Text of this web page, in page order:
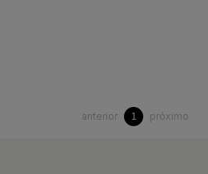
anterior 1 próximo